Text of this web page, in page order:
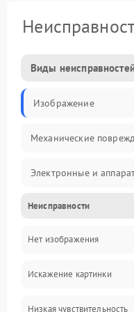
Виды
Изображение
Механические
Электронные и
Неисправности
Программные ошибки
Электропитание
Неисправности
Нет изображения
Искажение картинки
Низкая чувствительность